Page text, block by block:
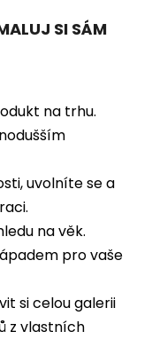
SI SÁM
na trhu.
uvolníte se a
na věk.
pro vaše
si celou galerii
z vlastních